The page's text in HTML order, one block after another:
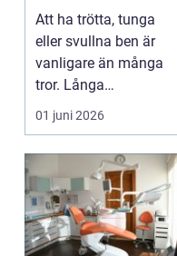
vardagen
Att ha trötta, tunga
eller svullna ben är
vanligare än många
tror. Långa
arbetsdagar på hårda
golv, ...
01 juni 2026